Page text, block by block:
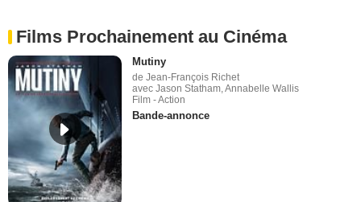
Films Prochainement au Cinéma
Mutiny
de Jean-François Richet
avec Jason Statham, Annabelle Wallis
Film - Action
Bande-annonce